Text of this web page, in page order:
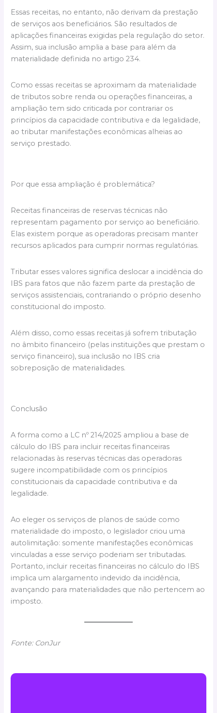
Essas receitas, no entanto, não derivam da prestação
de serviços aos beneficiários. São resultados de
aplicações financeiras exigidas pela regulação do setor.
Assim, sua inclusão amplia a base para além da
materialidade definida no artigo 234.
Como essas receitas se aproximam da materialidade
de tributos sobre renda ou operações financeiras, a
ampliação tem sido criticada por contrariar os
princípios da capacidade contributiva e da legalidade,
ao tributar manifestações econômicas alheias ao
serviço prestado.
Por que essa ampliação é problemática?
Receitas financeiras de reservas técnicas não
representam pagamento por serviço ao beneficiário.
Elas existem porque as operadoras precisam manter
recursos aplicados para cumprir normas regulatórias.
Tributar esses valores significa deslocar a incidência do
IBS para fatos que não fazem parte da prestação de
serviços assistenciais, contrariando o próprio desenho
constitucional do imposto.
Além disso, como essas receitas já sofrem tributação
no âmbito financeiro (pelas instituições que prestam o
serviço financeiro), sua inclusão no IBS cria
sobreposição de materialidades.
Conclusão
A forma como a LC nº 214/2025 ampliou a base de
cálculo do IBS para incluir receitas financeiras
relacionadas às reservas técnicas das operadoras
sugere incompatibilidade com os princípios
constitucionais da capacidade contributiva e da
legalidade.
Ao eleger os serviços de planos de saúde como
materialidade do imposto, o legislador criou uma
autolimitação: somente manifestações econômicas
vinculadas a esse serviço poderiam ser tributadas.
Portanto, incluir receitas financeiras no cálculo do IBS
implica um alargamento indevido da incidência,
avançando para materialidades que não pertencem ao
imposto.
Fonte: ConJur